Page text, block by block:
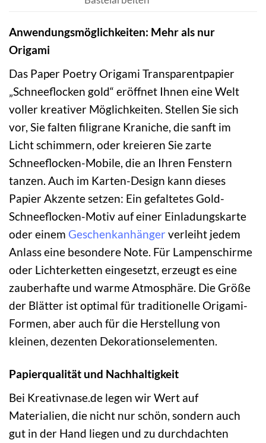
Anwendungsmöglichkeiten: Mehr als nur
Origami
Das Paper Poetry Origami Transparentpapier
„Schneeflocken gold“ eröffnet Ihnen eine Welt
voller kreativer Möglichkeiten. Stellen Sie sich
vor, Sie falten filigrane Kraniche, die sanft im
Licht schimmern, oder kreieren Sie zarte
Schneeflocken-Mobile, die an Ihren Fenstern
tanzen. Auch im Karten-Design kann dieses
Papier Akzente setzen: Ein gefaltetes Gold-
Schneeflocken-Motiv auf einer Einladungskarte
oder einem Geschenkanhänger verleiht jedem
Anlass eine besondere Note. Für Lampenschirme
oder Lichterketten eingesetzt, erzeugt es eine
zauberhafte und warme Atmosphäre. Die Größe
der Blätter ist optimal für traditionelle Origami-
Formen, aber auch für die Herstellung von
kleinen, dezenten Dekorationselementen.
Papierqualität und Nachhaltigkeit
Bei Kreativnase.de legen wir Wert auf
Materialien, die nicht nur schön, sondern auch
gut in der Hand liegen und zu durchdachten